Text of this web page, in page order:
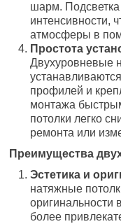
шарм. Подсветка
интенсивности,
атмосферы в
Простота
Двухуровневые
профилей и
монтажа
потолки легко
ремонта или
Преимущества
Эстетика и
натяжные
оригинальности
более